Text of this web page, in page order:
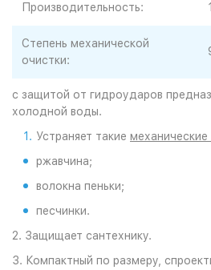
Производительность:
Степень механической
очистки:
с защитой от гидроударов
холодной воды.
Устраняет такие механические
ржавчина;
волокна пеньки;
песчинки.
2. Защищает сантехнику.
3. Компактный по размеру,